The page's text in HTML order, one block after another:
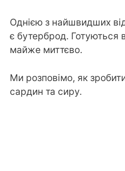
Однією з найшвидших
є бутерброд. Готуються
майже миттєво.
Ми розповімо, як
сардин та сиру.